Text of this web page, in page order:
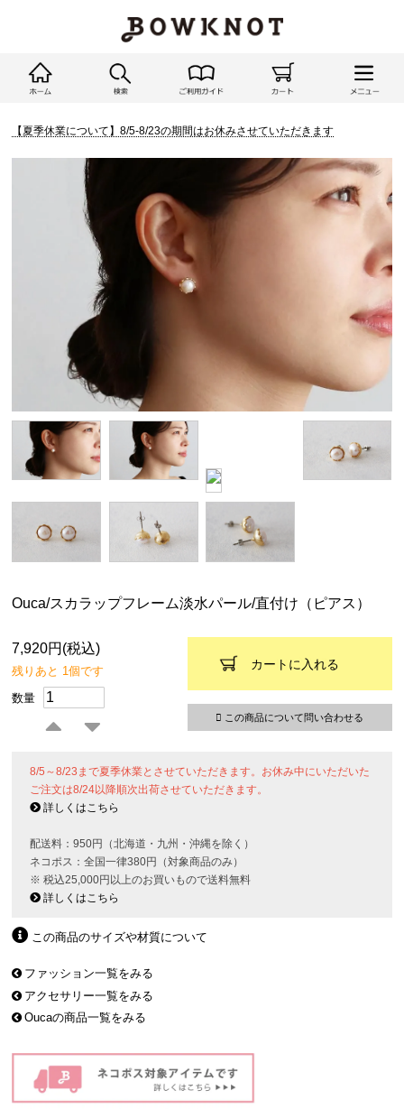
【夏季休業について】8/5-8/23の期間はお休みさせていただきます
Ouca/スカラップフレーム淡水パール/直付け（ピアス）
7,920円(税込)
残りあと 1個です
数量
カートに入れる
この商品について問い合わせる
8/5～8/23まで夏季休業とさせていただきます。お休み中にいただいた
ご注文は8/24以降順次出荷させていただきます。
詳しくはこちら
配送料：950円（北海道・九州・沖縄を除く）
ネコポス：全国一律380円（対象商品のみ）
※ 税込25,000円以上のお買いもので送料無料
詳しくはこちら
この商品のサイズや材質について
ファッション一覧をみる
アクセサリー一覧をみる
Oucaの商品一覧をみる